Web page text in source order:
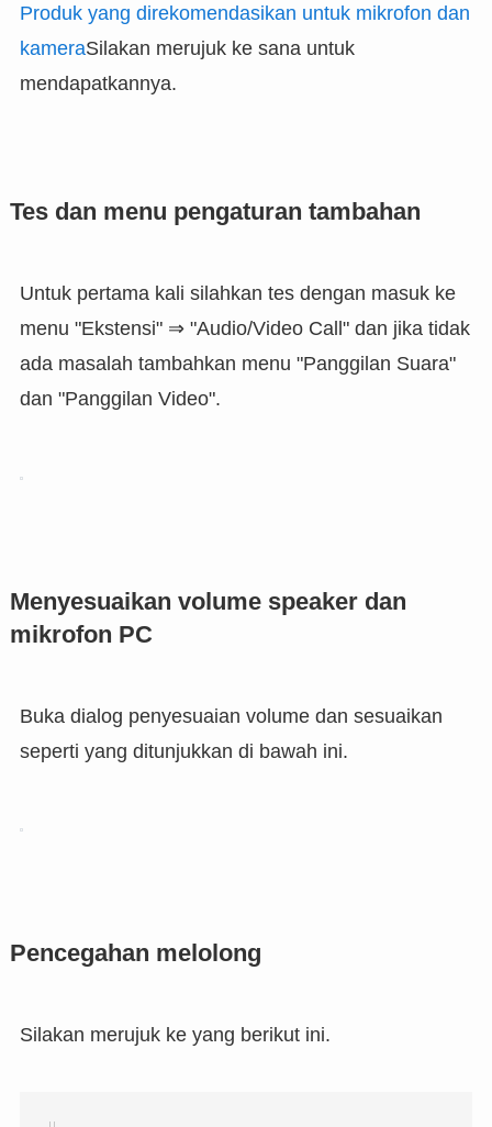
Produk yang direkomendasikan untuk mikrofon dan
kameraSilakan merujuk ke sana untuk
mendapatkannya.
Tes dan menu pengaturan tambahan
Untuk pertama kali silahkan tes dengan masuk ke
menu "Ekstensi" ⇒ "Audio/Video Call" dan jika tidak
ada masalah tambahkan menu "Panggilan Suara"
dan "Panggilan Video".
Menyesuaikan volume speaker dan
mikrofon PC
Buka dialog penyesuaian volume dan sesuaikan
seperti yang ditunjukkan di bawah ini.
Pencegahan melolong
Silakan merujuk ke yang berikut ini.